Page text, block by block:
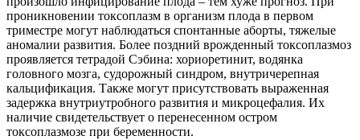
проникновении токсоплазм в организм плода в первом
триместре могут наблюдаться спонтанные аборты, тяжелые
аномалии развития. Более поздний врожденный токсоплазмоз
проявляется тетрадой Сэбина: хориоретинит, водянка
головного мозга, судорожный синдром, внутричерепная
кальцификация. Также могут присутствовать выраженная
задержка внутриутробного развития и микроцефалия. Их
наличие свидетельствует о перенесенном остром
токсоплазмозе при беременности.